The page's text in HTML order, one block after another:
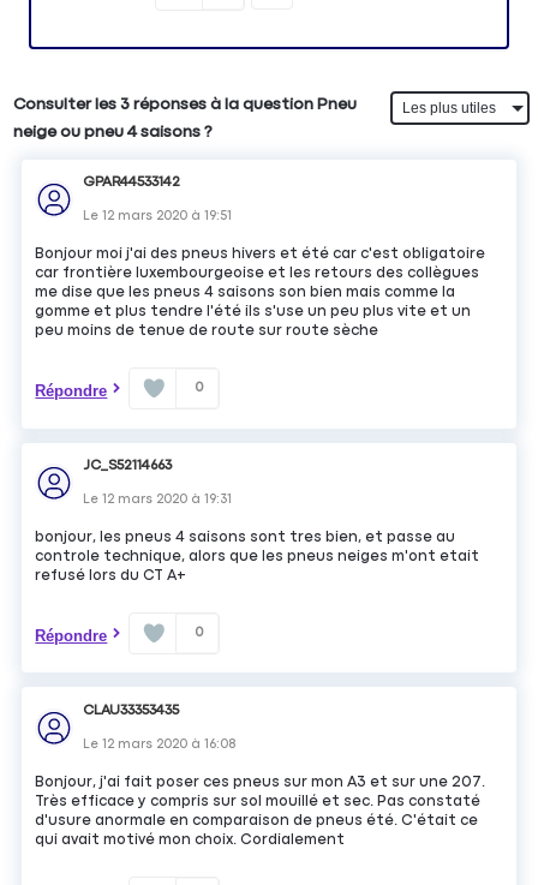
Consulter les 3 réponses à la question Pneu
neige ou pneu 4 saisons ?
GPAR44533142
Le12 mars 2020 à19:51
Bonjour moi j'ai des pneus hivers et été car c'est obligatoire
car frontière luxembourgeoise et les retours des collègues
me dise que les pneus 4 saisons son bien mais comme la
gomme et plus tendre l'été ils s'use un peu plus vite et un
peu moins de tenue de route sur route sèche
Répondre 0
JC_S52114663
Le12 mars 2020 à19:31
bonjour, les pneus 4 saisons sont tres bien, et passe au
controle technique, alors que les pneus neiges m'ont etait
refusé lors du CT A+
Répondre 0
CLAU33353435
Le12 mars 2020 à16:08
Bonjour, j'ai fait poser ces pneus sur mon A3 et sur une 207.
Très efficace y compris sur sol mouillé et sec. Pas constaté
d'usure anormale en comparaison de pneus été. C'était ce
qui avait motivé mon choix. Cordialement